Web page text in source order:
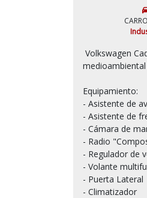
Equipamiento:
- Asistente de
- Asistente de
- Cámara de
- Radio
- Regulador de
- Volante
- Puerta Lateral
- Climatizador